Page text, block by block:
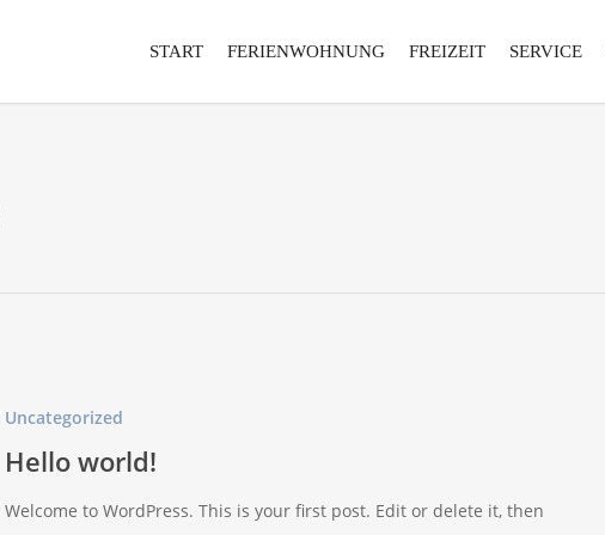
START FERIENWOHNUNG FREIZEIT SERVICE
Uncategorized
Hello world!
Welcome to WordPress. This is your first post. Edit or delete it, then